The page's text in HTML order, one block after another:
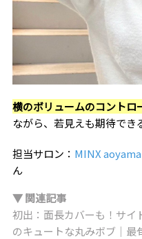
横のボリュームのコントロ
ながら、若見えも期待でき
担当サロン： MINX aoyama
ん
▼ 関連記事
初出：面長カバーも！サ
のキュートな丸みボブ｜最